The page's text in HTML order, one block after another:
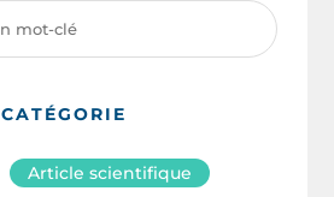
CATÉGORIE
Article scientifique